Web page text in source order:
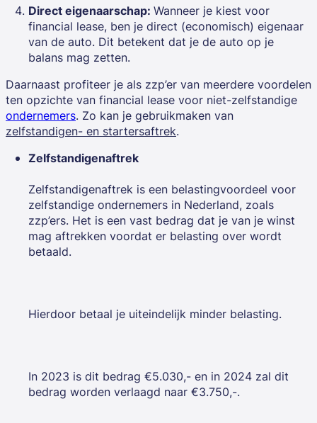
Direct eigenaarschap: Wanneer je kiest voor
financial lease, ben je direct (economisch) eigenaar
van de auto. Dit betekent dat je de auto op je
balans mag zetten.
Daarnaast profiteer je als zzp’er van meerdere voordelen
ten opzichte van financial lease voor niet-zelfstandige
ondernemers. Zo kan je gebruikmaken van
zelfstandigen- en startersaftrek.
Zelfstandigenaftrek
Zelfstandigenaftrek is een belastingvoordeel voor
zelfstandige ondernemers in Nederland, zoals
zzp’ers. Het is een vast bedrag dat je van je winst
mag aftrekken voordat er belasting over wordt
betaald.
Hierdoor betaal je uiteindelijk minder belasting.
In 2023 is dit bedrag €5.030,- en in 2024 zal dit
bedrag worden verlaagd naar €3.750,-.